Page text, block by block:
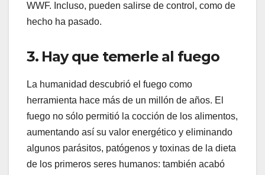
WWF. Incluso, pueden salirse de control, como de
hecho ha pasado.
3. Hay que temerle al fuego
La humanidad descubrió el fuego como
herramienta hace más de un millón de años. El
fuego no sólo permitió la cocción de los alimentos,
aumentando así su valor energético y eliminando
algunos parásitos, patógenos y toxinas de la dieta
de los primeros seres humanos: también acabó